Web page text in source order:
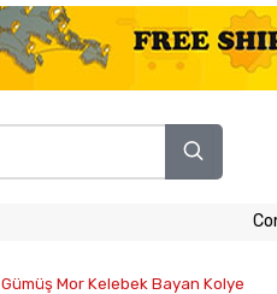
Gümüş Mor Kelebek Bayan Kolye